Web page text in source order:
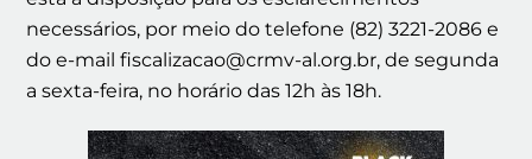
necessários, por meio do telefone (82) 3221-2086 e
do e-mail fiscalizacao@crmv-al.org.br, de segunda
a sexta-feira, no horário das 12h às 18h.